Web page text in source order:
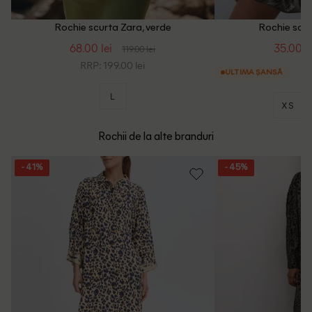
Rochie scurta Zara, verde
68.00 lei 119.00 lei
RRP: 199.00 lei
L
Rochie
35.00
ULTIMA ȘANSĂ
XS
Rochii de la alte branduri
- 41% - 45%